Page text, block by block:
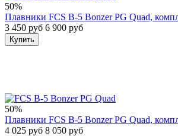
50%
Плавники FCS B-5 Bonzer PG Quad,
3 450 руб 6 900 руб
Купить
50%
Плавники FCS B-5 Bonzer PG Quad,
4 025 руб 8 050 руб